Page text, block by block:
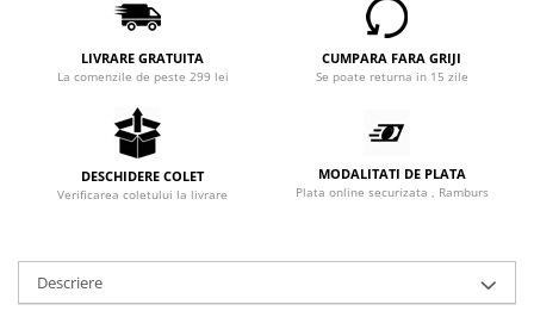
LIVRARE GRATUITA
La comenzile de peste 299 lei
CUMPARA FARA GRIJI
Se poate returna in 15 zile
DESCHIDERE COLET
Verificarea coletului la livrare
MODALITATI DE PLATA
Plata online securizata , Ramburs
Descriere